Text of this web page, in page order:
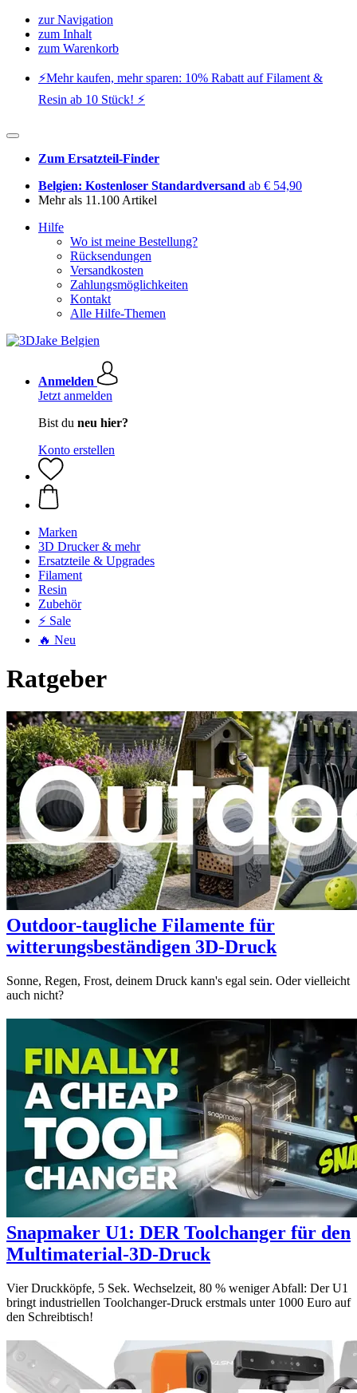
zur Navigation
zum Inhalt
zum Warenkorb
⚡️Mehr kaufen, mehr sparen: 10% Rabatt auf Filament &
Resin ab 10 Stück! ⚡️
Zum Ersatzteil-Finder
Belgien: Kostenloser Standardversand ab € 54,90
Mehr als 11.100 Artikel
Hilfe
Wo ist meine Bestellung?
Rücksendungen
Versandkosten
Zahlungsmöglichkeiten
Kontakt
Alle Hilfe-Themen
Anmelden
Jetzt anmelden
Bist du neu hier?
Konto erstellen
Marken
3D Drucker & mehr
Ersatzteile & Upgrades
Filament
Resin
Zubehör
⚡ Sale
🔥 Neu
Ratgeber
Outdoor-taugliche Filamente für
witterungsbeständigen 3D-Druck
Sonne, Regen, Frost, deinem Druck kann's egal sein. Oder vielleicht
auch nicht?
Snapmaker U1: DER Toolchanger für den
Multimaterial-3D-Druck
Vier Druckköpfe, 5 Sek. Wechselzeit, 80 % weniger Abfall: Der U1
bringt industriellen Toolchanger-Druck erstmals unter 1000 Euro auf
den Schreibtisch!